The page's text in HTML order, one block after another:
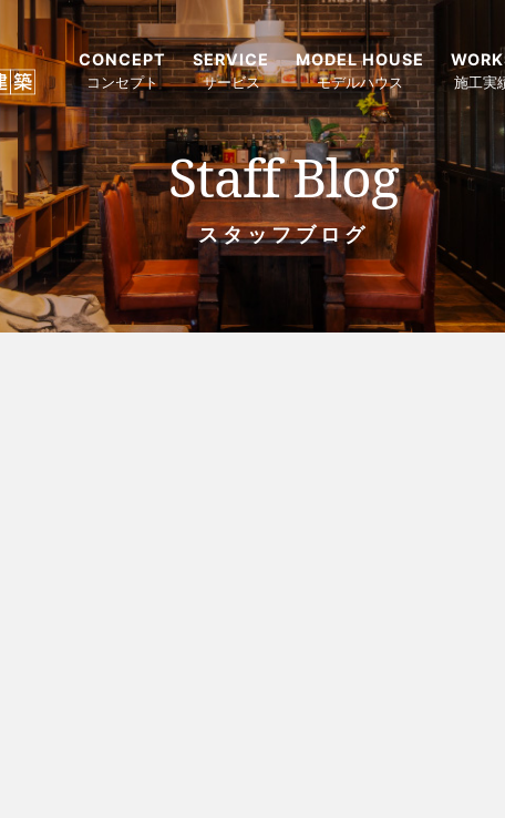
CONCEPT
コンセプト
SERVICE
サービス
MODEL HOUSE
モデルハウス 施工実
Staff Blog
スタッフブログ